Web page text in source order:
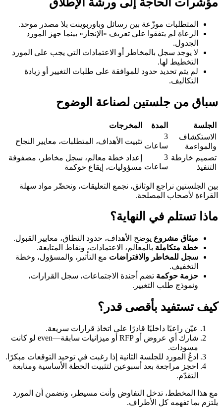
المتطلبات موزّعة بين رسائل وباوربوينت بلا مصدر موحد.
الرعاة لم يتفقوا على تعريف «الإنجاز» بينما جهز المورد
الجدول.
لا يوجد سجل بالمخاطر أو الاعتمادات التي يجب على المورد
التخطيط لها.
لم يتم تحديد حدود للموافقة على طلبات التغيير أو زيادة
التكاليف.
سباق من جلستين لصناعة الوضوح
الجلسة المدة
المخرجات
الاستكشاف
والمواءمة
ساعات
تثبيت الأهداف، المتطلبات، معايير النجاح
تصميم خارطة
التنفيذ
3
ساعات
إعداد خطة معالم، سجل مخاطر، مصفوفة
مسؤوليات، إيقاع حوكمة
بين الجلستين نراجع الوثائق، نجمع التعليقات، ونحضّر مواد سهلة
القراءة لأصحاب المصلحة.
ماذا تستلم في النهاية؟
ميثاق مشروعيوضح الأهداف، حدود النطاق، معايير القبول.
خطة متكاملةبالمعالم، الاعتمادات، ونقاط المتابعة.
سجل للمخاطر والافتراضاتمع التأثير، والمسؤول، وخطة
التخفيف.
حزمة حوكمةتضم أجندة الاجتماعات، سجل القرارات،
ونموذج طلب التغيير.
كيف تستفيد بأقصى قدر؟
عيّن راعيًا داخليًا قادرًا على اتخاذ قرارات سريعة.
شارك أي عروض أو RFP أو ميزانيات سابقة—even لو كانت
مسودات.
ادعُ المورد للجلسة الثانية إذا رغبت في توحيد التوقعات مبكرًا.
احجز مراجعة بعد أسبوعين لتثبيت الخطة الأساسية ومتابعة
التقدّم.
مع هذا المخطط، تدخل التفاوض وأنت مسيطر، وتضمن أن المورد
يلتزم بما تفهمه كل الأطراف.